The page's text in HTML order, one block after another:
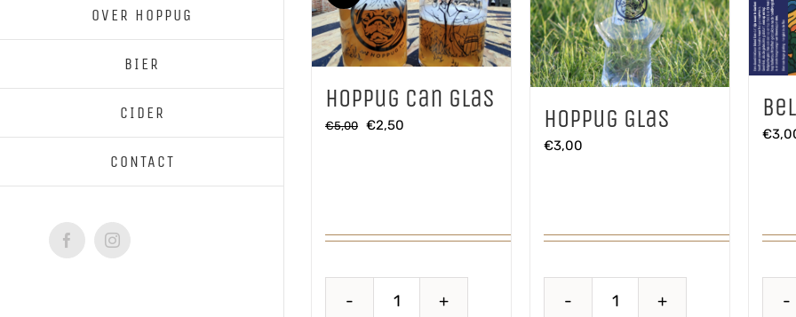
OVER HOPPUG
BIER
CIDER
CONTACT
FacebookInstagram
Hoppug Can glas
€5,00 Oorspronkelijke
€2,50 Hoppug Glas
€3,00
€